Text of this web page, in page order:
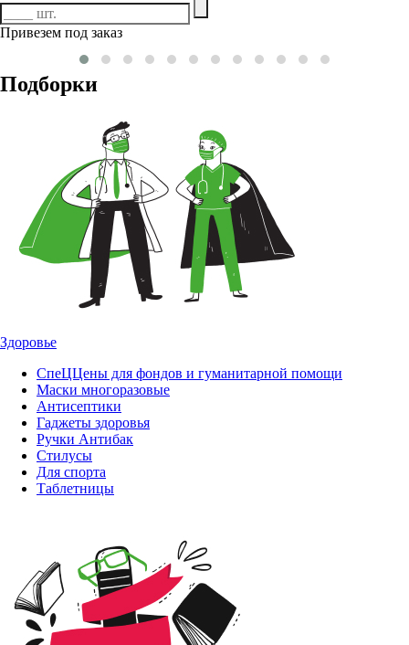
Привезем под заказ
Подборки
Здоровье
СпеЦЦены для фондов и гуманитарной помощи
Маски многоразовые
Антисептики
Гаджеты здоровья
Ручки Антибак
Стилусы
Для спорта
Таблетницы